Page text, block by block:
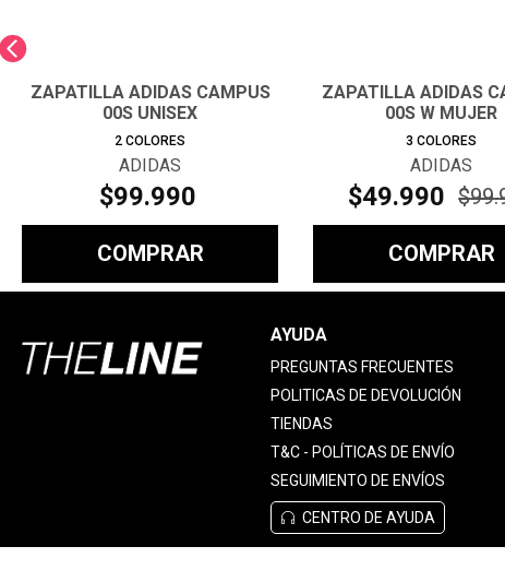
ZAPATILLA ADIDAS CAMPUS
00S UNISEX
2 COLORES
ADIDAS
$99.990
COMPRAR
ZAPATILLA ADIDAS
00S W MUJER
3 COLORES
ADIDAS
$49.990 $99.
COMPRAR
AYUDA
PREGUNTAS FRECUENTES
POLITICAS DE DEVOLUCIÓN
TIENDAS
T&C - POLÍTICAS DE ENVÍO
SEGUIMIENTO DE ENVÍOS
CENTRO DE AYUDA